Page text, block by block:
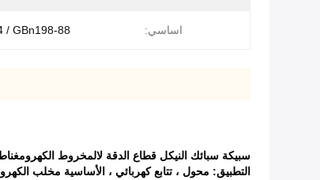
اساسي: / GBn198-88
سبيكة سبائك النيكل قطاع الدقة لالمخروط
التطبيق: محول ، تتابع كهربائي ، الأساسية مخلب